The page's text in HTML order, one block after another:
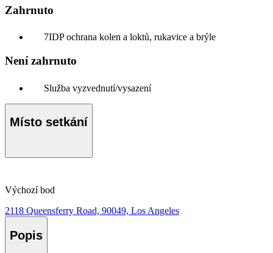
Zahrnuto
7IDP ochrana kolen a loktů, rukavice a brýle
Není zahrnuto
Služba vyzvednutí/vysazení
Místo setkání
Výchozí bod
2118 Queensferry Road, 90049, Los Angeles
Popis